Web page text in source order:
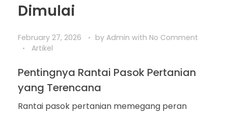
Dimulai
February 27, 2026 by Admin with No Comment
Artikel
Pentingnya Rantai Pasok Pertanian
yang Terencana
Rantai pasok pertanian memegang peran